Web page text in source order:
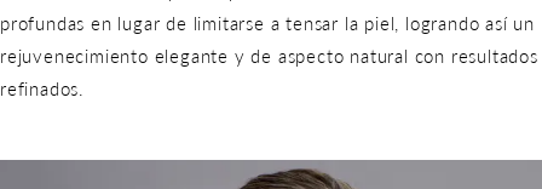
profundas en lugar de limitarse a tensar la piel, logrando así un
rejuvenecimiento elegante y de aspecto natural con resultados
refinados.